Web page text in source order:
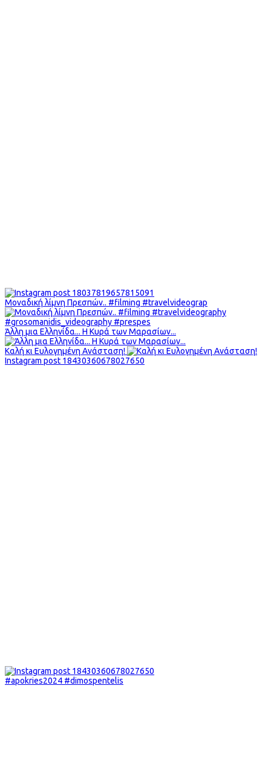
Μοναδική λίμνη Πρεσπών.. #filming #travelvideograp
Άλλη μια Ελληνίδα... Η Κυρά των Μαρασίων...
Καλή κι Ευλογημένη Ανάσταση!
Instagram post 18430360678027650
#apokries2024 #dimospentelis